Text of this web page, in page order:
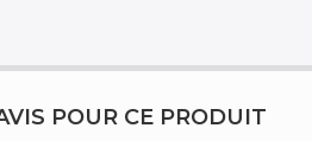
POUR CE PRODUIT